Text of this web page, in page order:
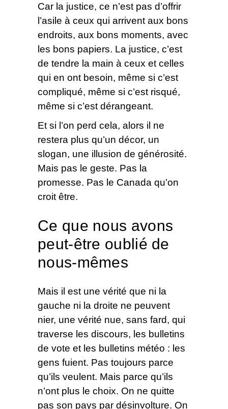
Car la justice, ce n’est pas d’offrir
l’asile à ceux qui arrivent aux bons
endroits, aux bons moments, avec
les bons papiers. La justice, c’est
de tendre la main à ceux et celles
qui en ont besoin, même si c’est
compliqué, même si c’est risqué,
même si c’est dérangeant.
Et si l’on perd cela, alors il ne
restera plus qu’un décor, un
slogan, une illusion de générosité.
Mais pas le geste. Pas la
promesse. Pas le Canada qu’on
croit être.
Ce que nous avons
peut-être oublié de
nous-mêmes
Mais il est une vérité que ni la
gauche ni la droite ne peuvent
nier, une vérité nue, sans fard, qui
traverse les discours, les bulletins
de vote et les bulletins météo : les
gens fuient. Pas toujours parce
qu’ils veulent. Mais parce qu’ils
n’ont plus le choix. On ne quitte
pas son pays par désinvolture. On